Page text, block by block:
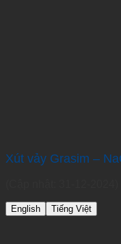
Xút vảy Grasim –
English Tiếng Việt